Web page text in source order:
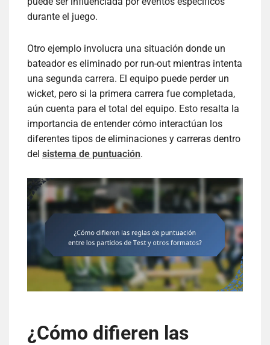
durante el juego.
Otro ejemplo involucra una situación donde un
bateador es eliminado por run-out mientras intenta
una segunda carrera. El equipo puede perder un
wicket, pero si la primera carrera fue completada,
aún cuenta para el total del equipo. Esto resalta la
importancia de entender cómo interactúan los
diferentes tipos de eliminaciones y carreras dentro
del sistema de puntuación.
¿Cómo difieren las